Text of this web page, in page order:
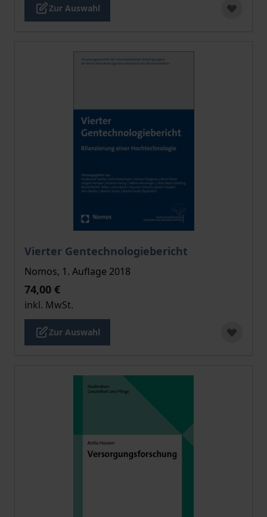
Zur Auswahl
Vierter Gentechnologiebericht
Der Preis dieses Titels richtet sich nach der
Nomos, 1. Auflage 2018
74,00 €
inkl. MwSt.
Zur Auswahl